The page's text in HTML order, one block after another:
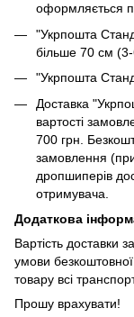
оформляється
"Укрпошта
більше 70 см (3-
"Укрпошта
Доставка
вартості
700 грн.
замовлення
дропшиперів
отримувача.
Додаткова
Вартість доставки
умови
товару всі
Прошу врахувати!